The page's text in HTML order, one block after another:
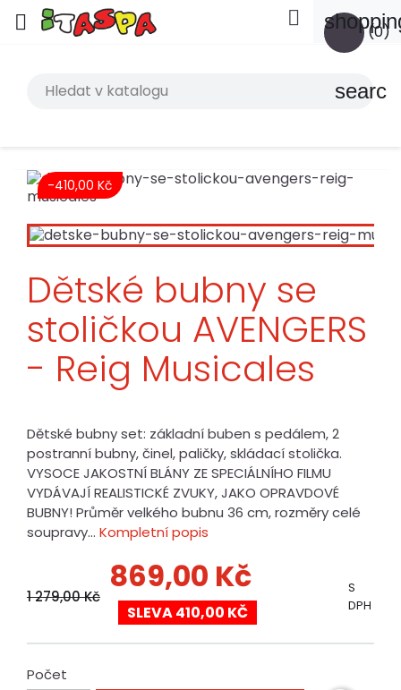
 (0)

search
-410,00 Kč
Dětské bubny se
stoličkou AVENGERS
- Reig Musicales
Dětské bubny set: základní buben s pedálem, 2
postranní bubny, činel, paličky, skládací stolička.
VYSOCE JAKOSTNÍ BLÁNY ZE SPECIÁLNÍHO FILMU
VYDÁVAJÍ REALISTICKÉ ZVUKY, JAKO OPRAVDOVÉ
BUBNY! Průměr velkého bubnu 36 cm, rozměry celé
soupravy... Kompletní popis
1 279,00 Kč
869,00 Kč
SLEVA 410,00 KČ
S
DPH
Počet